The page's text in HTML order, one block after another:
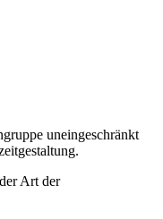
uneingeschränkt
Art der